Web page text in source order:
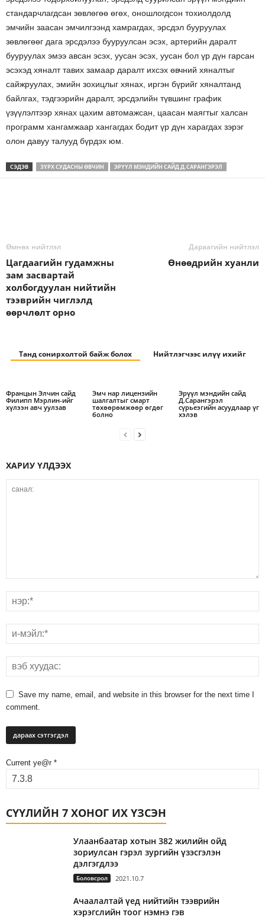
стандарчлагдсан зөвлөгөө өгөх, оношлогдсон тохиолдолд
эмчийн заасан эмчилгээнд хамрагдах, эрсдэл бууруулах
зөвлөгөөг дага эрсдэлээ бууруулсан эсэх, артерийн даралт
бууруулах эмээ авсан эсэх, уусан эсэх, уусан бол үр дүн гарсан
эсэхэд хяналт тавих замаар даралт ихсэх өвчний хяналтыг
сайжруулах, эмийн зохицлыг хянах, иргэн бүрийг хяналтанд
байлгах, тэдгээрийн даралт, эрсдэлийн түвшинг график
үзүүлэлтээр хянах цахим автомажсан, цаасан маягтыг халсан
программ хангамжаар хангагдах бодит үр дүн харагдах зэрэг
олон давуу талууд бүрдэх юм.
СЭДЭВ ЗҮРХ СУДАСНЫ ӨВЧИН ЭРҮҮЛ МЭНДИЙН САЙД Д.САРАНГЭРЭЛ
Өмнөх нийтлэл
Цагдаагийн гудамжны
зам засвартай
холбогдуулан нийтийн
тээврийн чиглэлд
өөрчлөлт орно
Дараагийн нийтлэл
Өнөөдрийн хуанли
Танд сонирхолтой байж болох Нийтлэгчээс илүү ихийг
Францын Элчин сайд
Филипп Мэрлин-ийг
хүлээн авч уулзав
Эмч нар лицензийн
шалгалтыг смарт
төхөөрөмжөөр өгдөг
болно
Эрүүл мэндийн сайд
Д.Сарангэрэл
сүрьеэгийн асуудлаар үг
хэлэв
ХАРИУ ҮЛДЭЭХ
Save my name, email, and website in this browser for the next time I
comment.
Current ye@r *
СҮҮЛИЙН 7 ХОНОГ ИХ ҮЗСЭН
Улаанбаатар хотын 382 жилийн ойд
зориулсан гэрэл зургийн үзэсгэлэн
дэлгэгдлээ
Боловсрол 2021.10.7
Ачаалалтай үед нийтийн тээврийн
хэрэгслийн тоог нэмнэ гэв